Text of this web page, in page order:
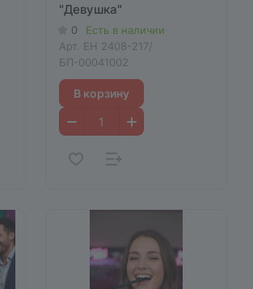
"Девушка"
0
Есть в наличии
Арт. EH 2408-217/
БП-00041002
В корзину